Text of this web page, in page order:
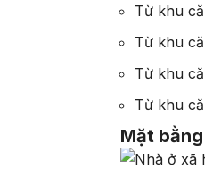
Từ khu
Từ khu
Từ khu
Từ khu
Mặt